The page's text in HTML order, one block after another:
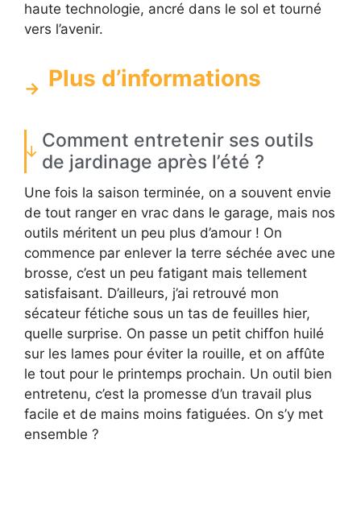
haute technologie, ancré dans le sol et tourné
vers l’avenir.
Plus d’informations
Comment entretenir ses outils
de jardinage après l’été ?
Une fois la saison terminée, on a souvent envie
de tout ranger en vrac dans le garage, mais nos
outils méritent un peu plus d’amour ! On
commence par enlever la terre séchée avec une
brosse, c’est un peu fatigant mais tellement
satisfaisant. D’ailleurs, j’ai retrouvé mon
sécateur fétiche sous un tas de feuilles hier,
quelle surprise. On passe un petit chiffon huilé
sur les lames pour éviter la rouille, et on affûte
le tout pour le printemps prochain. Un outil bien
entretenu, c’est la promesse d’un travail plus
facile et de mains moins fatiguées. On s’y met
ensemble ?